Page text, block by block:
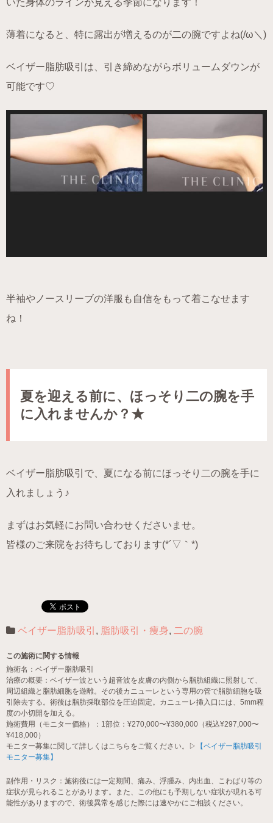
薄着になると、特に露出が増えるのが二の腕ですよね(/ω＼)
ベイザー脂肪吸引は、引き締めながらボリュームダウンが
可能です♡
半袖やノースリーブの洋服も自信をもって着こなせます
ね！
夏を迎える前に、ほっそり二の腕を手
に入れませんか？★
ベイザー脂肪吸引で、夏になる前にほっそり二の腕を手に
入れましょう♪
まずはお気軽にお問い合わせくださいませ。
皆様のご来院をお待ちしております(*´▽｀*)
ベイザー脂肪吸引 , 脂肪吸引・痩身, 二の腕
この施術に関する情報
施術名：ベイザー脂肪吸引
治療の概要：ベイザー波という超音波を皮膚の内側から脂肪組織に照射して、
周辺組織と脂肪細胞を遊離。その後カニューレという専用の管で脂肪細胞を吸
引除去する。術後は脂肪採取部位を圧迫固定。カニューレ挿入口には、5mm程
度の小切開を加える。
施術費用（モニター価格）：1部位：¥270,000〜¥380,000（税込¥297,000〜
¥418,000）
モニター募集に関して詳しくはこちらをご覧ください。▷
【ベイザー脂肪吸引
モニター募集】
副作用・リスク：施術後には一定期間、痛み、浮腫み、内出血、こわばり等の
症状が見られることがあります。また、この他にも予期しない症状が現れる可
能性がありますので、術後異常を感じた際には速やかにご相談ください。